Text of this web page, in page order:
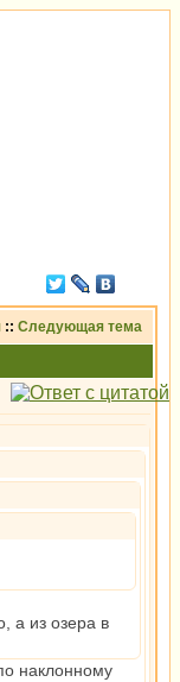
:: Следующая тема
а из озера в
наклонному